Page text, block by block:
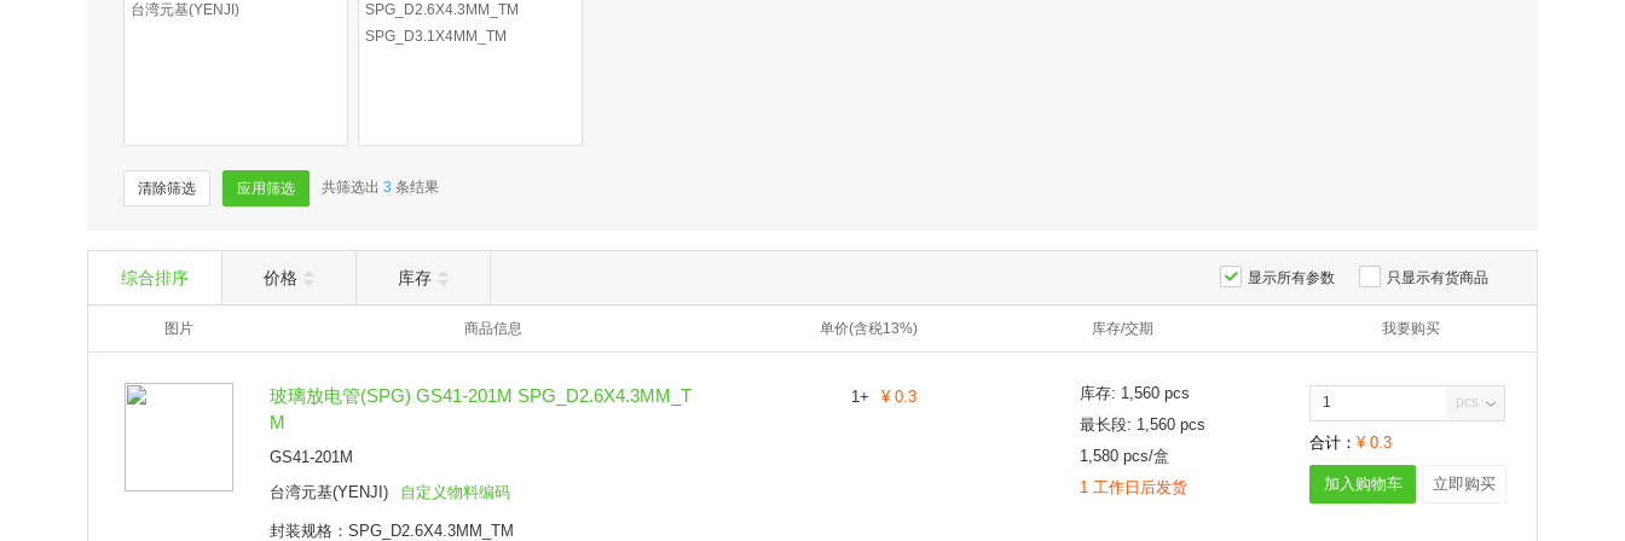
台湾元基(YENJI)
SPG_D2.6X4.3MM_TM
SPG_D3.1X4MM_TM
清除筛选 应用筛选 共筛选出 3 条结果
综合排序 价格 库存 显示所有参数 只显示有货商品
图片 商品信息 单价(含税13%) 库存/交期 我要购买
玻璃放电管(SPG) GS41-201M SPG_D2.6X4.3MM_T
M
GS41-201M
台湾元基(YENJI)
自定义物料编码
封装规格：SPG_D2.6X4.3MM_TM
1+ ¥ 0.3 库存: 1,560 pcs
最长段: 1,560 pcs
1,580 pcs/盒
1 工作日后发货
pcs
合计： ¥ 0.3
加入购物车 立即购买